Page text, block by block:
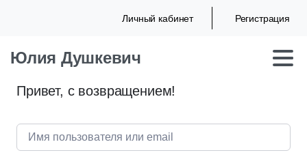
Личный кабинет Регистрация
Юлия Душкевич
Привет, с возвращением!